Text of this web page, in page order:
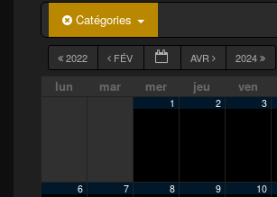
Catégories
2022 FÉV AVR 2024
lun mar mer jeu ven
1 2 3
6 7 8 9 10